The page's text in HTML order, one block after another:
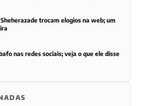
trocam elogios na web; um
nas redes sociais; veja o que ele disse